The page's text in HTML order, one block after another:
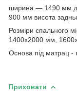
ширина — 1490 мм
900 мм висота
Розміри спального
1400х2000 мм,
Основа під матрац -
Приховати